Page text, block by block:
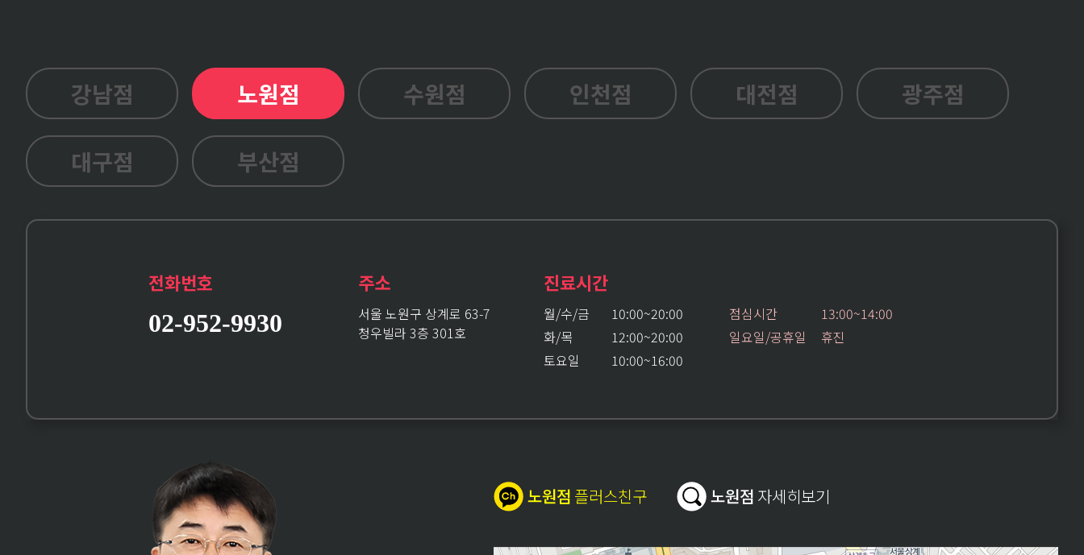
강남점 노원점 수원점 인천점 대전점 광주점
대구점 부산점
전화번호
02-952-9930
주소
서울 노원구 상계로 63-7
청우빌라 3층 301호
진료시간
월/수/금
10:00~20:00
화/목
12:00~20:00
토요일
10:00~16:00
점심시간
13:00~14:00
일요일/공휴일
휴진
노원점 플러스친구 노원점 자세히보기